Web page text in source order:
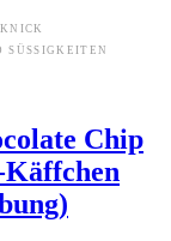
SÜSSIGKEITEN
Chip
Käffchen